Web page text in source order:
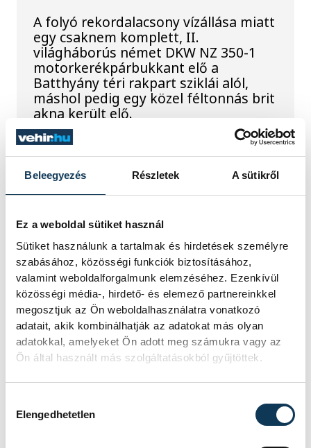
Beleegyezés Részletek A sütikről
Ez a weboldal sütiket használ
Sütiket használunk a tartalmak és hirdetések személyre
szabásához, közösségi funkciók biztosításához,
valamint weboldalforgalmunk elemzéséhez. Ezenkívül
közösségi média-, hirdető- és elemező partnereinkkel
megosztjuk az Ön weboldalhasználatra vonatkozó
adatait, akik kombinálhatják az adatokat más olyan
adatokkal, amelyeket Ön adott meg számukra vagy az
Ön által használt más szolgáltatásokból gyűjtöttek.
Elengedhetetlen
A folyó rekordalacsony vízállása miatt
egy csaknem komplett, II.
világháborús német DKW NZ 350-1
motorkerékpárbukkant elő a
Batthyány téri rakpart sziklái alól,
máshol pedig egy közel féltonnás brit
akna került elő.
Késéltánc a Dunán: Mi
történik, ha leáll Paks?
Mártha Imre, az MVM Zrt. egykori
vezérigazgatója ATV-n Rónai Egonnak
adott interjújában vázolta fel a Paksi
Atomerőmű előtt álló példátlan
technológiai kihívásokat. A
szakember, aki korábban éveken át
felelt a hazai energetikai
fejlesztésekért és a paksi blokkok
működéséért, arra figyelmeztet: az
erőmű olyan üzemállapotban van,
A Tisza-frakció